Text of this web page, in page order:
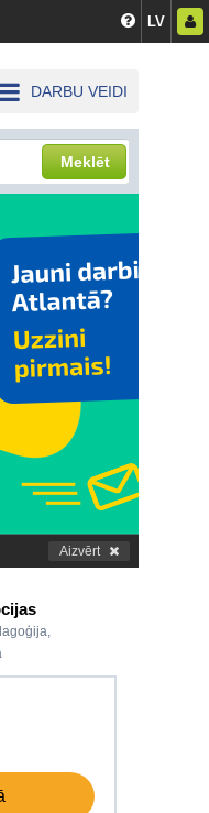
LV
DARBU VEIDI
Meklēt
Aizvērt
,